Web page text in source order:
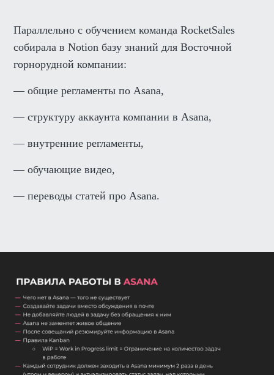
Параллельно с обучением команда RocketSales
собирала в Notion базу знаний для Восточной
горнорудной компании:
— общие регламенты по Asana,
— структуру аккаунта компании в Asana,
— внутренние регламенты,
— обучающие видео,
— переводы статей про Asana.